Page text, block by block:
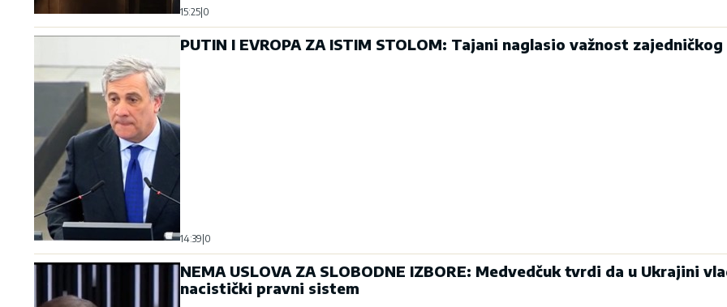
15:25 0
PUTIN I EVROPA ZA ISTIM STOLOM: Tajani naglasio važnost
14:39 0
NEMA USLOVA ZA SLOBODNE IZBORE: Medvedčuk tvrdi da u Ukrajini
nacistički pravni sistem